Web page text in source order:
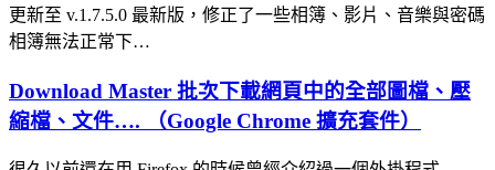
更新至 v.1.7.5.0 最新版，修正了一些相簿、影片、音樂與密碼
相簿無法正常下…
Download Master 批次下載網頁中的全部圖檔、壓
縮檔、文件…. （Google Chrome 擴充套件）